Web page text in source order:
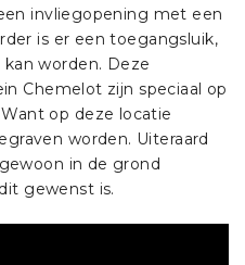
invliegopening met een
is er een toegangsluik,
worden. Deze
Chemelot zijn speciaal op
op deze locatie
worden. Uiteraard
in de grond
gewenst is.